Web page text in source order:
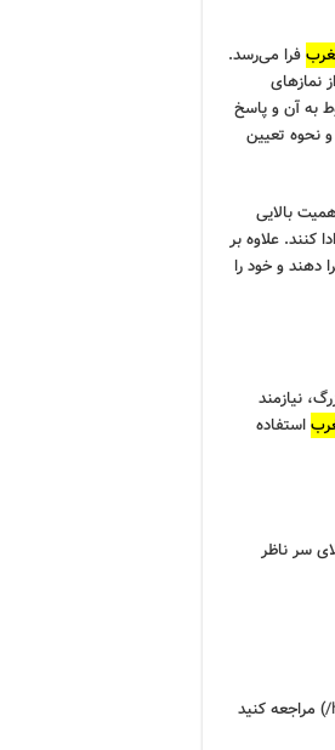
فرا می‌رسد.
نمازهای
به آن و پاسخ
و نحوه تعیین
بالایی
کنند. علاوه بر
دهند و خود را
نیازمند
استفاده
سر ناظر
) مراجعه کنید